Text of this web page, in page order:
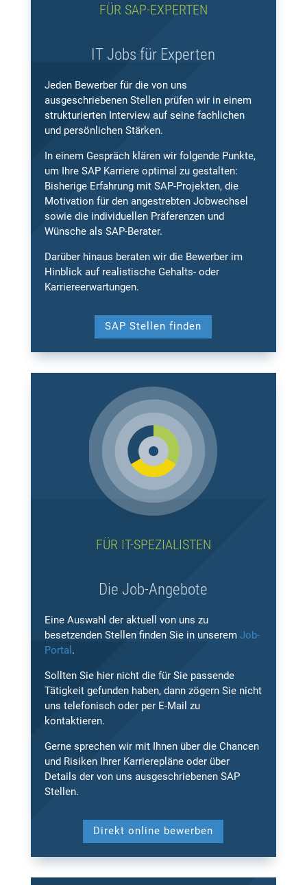
FÜR SAP-EXPERTEN
IT Jobs für Experten
Jeden Bewerber für die von uns
ausgeschriebenen Stellen prüfen wir in einem
strukturierten Interview auf seine fachlichen
und persönlichen Stärken.
In einem Gespräch klären wir folgende Punkte,
um Ihre SAP Karriere optimal zu gestalten:
Bisherige Erfahrung mit SAP-Projekten, die
Motivation für den angestrebten Jobwechsel
sowie die individuellen Präferenzen und
Wünsche als SAP-Berater.
Darüber hinaus beraten wir die Bewerber im
Hinblick auf realistische Gehalts- oder
Karriereerwartungen.
SAP Stellen finden
FÜR IT-SPEZIALISTEN
Die Job-Angebote
Eine Auswahl der aktuell von uns zu
besetzenden Stellen finden Sie in unserem Job-
Portal .
Sollten Sie hier nicht die für Sie passende
Tätigkeit gefunden haben, dann zögern Sie nicht
uns telefonisch oder per E-Mail zu
kontaktieren.
Gerne sprechen wir mit Ihnen über die Chancen
und Risiken Ihrer Karrierepläne oder über
Details der von uns ausgeschriebenen SAP
Stellen.
Direkt online bewerben